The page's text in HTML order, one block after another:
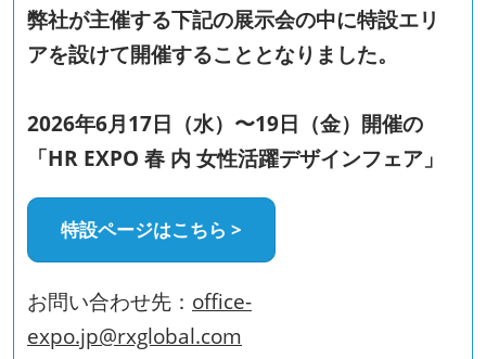
弊社が主催する下記の展示会の中に特設エリ
アを設けて開催することとなりました。
2026年6月17日（水）〜19日（金）開催の
「HR EXPO 春 内 女性活躍デザインフェア」
特設ページはこちら >
お問い合わせ先： office-
expo.jp@rxglobal.com